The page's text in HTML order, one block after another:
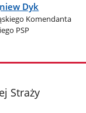
Dyk
Komendanta
PSP
Straży